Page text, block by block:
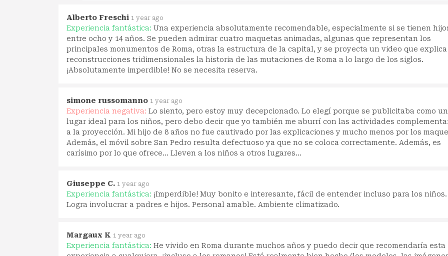
Alberto Freschi 1 year ago
Experiencia fantástica: Una experiencia absolutamente recomendable, especialmente si se tienen
entre ocho y 14 años. Se pueden admirar cuatro maquetas animadas, algunas que representan los
principales monumentos de Roma, otras la estructura de la capital, y se proyecta un video que explica
reconstrucciones tridimensionales la historia de las mutaciones de Roma a lo largo de los siglos.
¡Absolutamente imperdible! No se necesita reserva.
simone russomanno 1 year ago
Experiencia negativa: Lo siento, pero estoy muy decepcionado. Lo elegí porque se publicitaba como un
lugar ideal para los niños, pero debo decir que yo también me aburrí con las actividades
a la proyección. Mi hijo de 8 años no fue cautivado por las explicaciones y mucho menos por los
Además, el móvil sobre San Pedro resulta defectuoso ya que no se coloca correctamente. Además, es
carísimo por lo que ofrece... Lleven a los niños a otros lugares...
Giuseppe C. 1 year ago
Experiencia fantástica: ¡Imperdible! Muy bonito e interesante, fácil de entender incluso para los niños.
Logra involucrar a padres e hijos. Personal amable. Ambiente climatizado.
Margaux K 1 year ago
Experiencia fantástica: He vivido en Roma durante muchos años y puedo decir que recomendaría esta